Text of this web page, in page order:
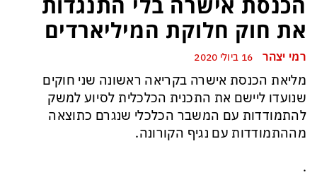
עם עומאן לגבי תפעול משותף של מצר הורמוז – אם טראמפ יאשר המלחמה
מי היה מאמין שבאר שבע תנצח את הכוכב האדום?
ומיירטים להגנה – טראמפ נשאר רק עם ציוצי האיום המגוחכים שלא מזיזים
כמדיניות: כך הפכה ההוצאה להורג לכלי ההרתעה המרכזי של המשטר
א-סיסי, ארדואן ושליט קטאר מכנסים פגישת ״כיפה אדומה״ לנתניהו בנושא
את חוק חלוקת המיליארדים
רמי יצהר
מליאת הכנסת אישרה בקריאה ראשונה שני חוקים
שנועדו ליישם את התכנית הכלכלית לסיוע למשק
להתמודדות עם המשבר הכלכלי שנגרם כתוצאה
מההתמודדות עם נגיף הקורונה.
.